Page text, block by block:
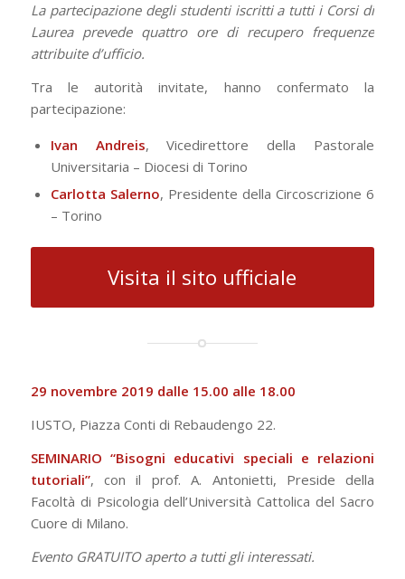
La partecipazione degli studenti iscritti a tutti i Corsi di
Laurea prevede quattro ore di recupero frequenze
attribuite d’ufficio.
Tra le autorità invitate, hanno confermato la
partecipazione:
Ivan Andreis, Vicedirettore della Pastorale
Universitaria – Diocesi di Torino
Carlotta Salerno, Presidente della Circoscrizione 6
– Torino
Visita il sito ufficiale
29 novembre 2019 dalle 15.00 alle 18.00
IUSTO, Piazza Conti di Rebaudengo 22.
SEMINARIO “Bisogni educativi speciali e relazioni
tutoriali”, con il prof. A. Antonietti, Preside della
Facoltà di Psicologia dell’Università Cattolica del Sacro
Cuore di Milano.
Evento GRATUITO aperto a tutti gli interessati.